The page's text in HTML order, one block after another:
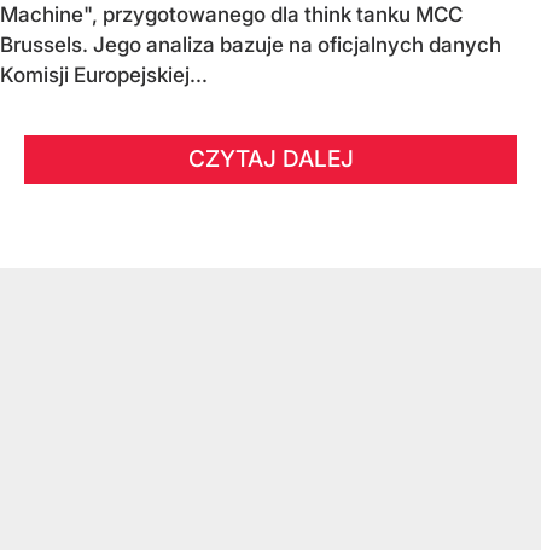
Machine", przygotowanego dla think tanku MCC
Brussels. Jego analiza bazuje na oficjalnych danych
Komisji Europejskiej...
CZYTAJ DALEJ